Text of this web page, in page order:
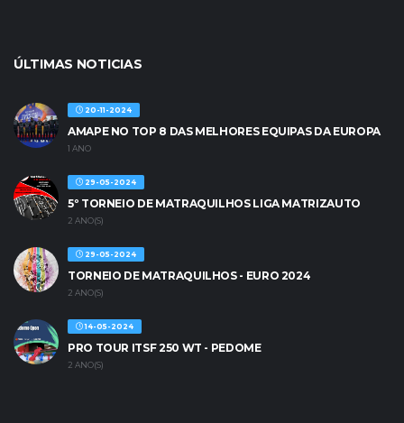
ÚLTIMAS NOTICIAS
20-11-2024
AMAPE NO TOP 8 DAS MELHORES EQUIPAS DA EUROPA
1 ANO
29-05-2024
5º TORNEIO DE MATRAQUILHOS LIGA MATRIZAUTO
2 ANO(S)
29-05-2024
TORNEIO DE MATRAQUILHOS - EURO 2024
2 ANO(S)
14-05-2024
PRO TOUR ITSF 250 WT - PEDOME
2 ANO(S)